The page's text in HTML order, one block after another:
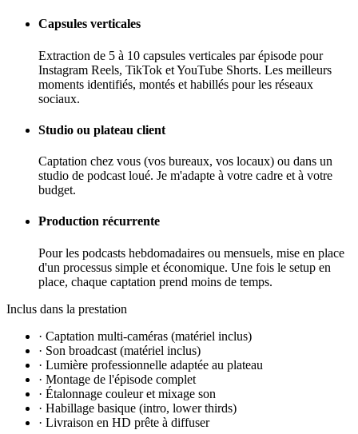
Capsules verticales
Extraction de 5 à 10 capsules verticales par épisode pour
Instagram Reels, TikTok et YouTube Shorts. Les meilleurs
moments identifiés, montés et habillés pour les réseaux
sociaux.
Studio ou plateau client
Captation chez vous (vos bureaux, vos locaux) ou dans un
studio de podcast loué. Je m'adapte à votre cadre et à votre
budget.
Production récurrente
Pour les podcasts hebdomadaires ou mensuels, mise en place
d'un processus simple et économique. Une fois le setup en
place, chaque captation prend moins de temps.
Inclus dans la prestation
· Captation multi-caméras (matériel inclus)
· Son broadcast (matériel inclus)
· Lumière professionnelle adaptée au plateau
· Montage de l'épisode complet
· Étalonnage couleur et mixage son
· Habillage basique (intro, lower thirds)
· Livraison en HD prête à diffuser